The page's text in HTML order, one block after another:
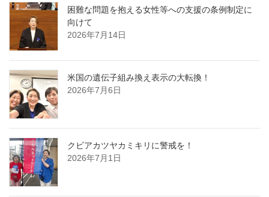
困難な問題を抱える女性等への支援の条例制定に
向けて
2026年7月14日
米国の遺伝子組み換え表示の大転換！
2026年7月6日
クビアカツヤカミキリに警戒を！
2026年7月1日